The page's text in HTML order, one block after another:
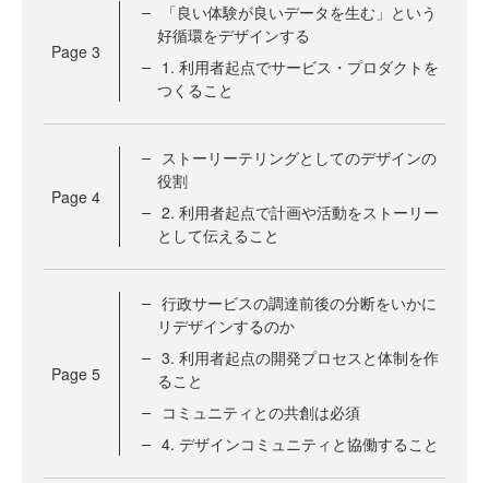
Page 3
「良い体験が良いデータを生む」という
好循環をデザインする
1. 利用者起点でサービス・プロダクトを
つくること
Page 4
ストーリーテリングとしてのデザインの
役割
2. 利用者起点で計画や活動をストーリー
として伝えること
Page 5
行政サービスの調達前後の分断をいかに
リデザインするのか
3. 利用者起点の開発プロセスと体制を作
ること
コミュニティとの共創は必須
4. デザインコミュニティと協働すること